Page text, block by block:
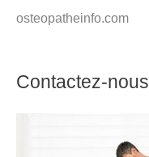
osteopatheinfo.com
Contactez-nous